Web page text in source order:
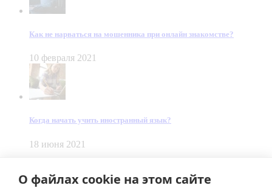
О файлах cookie на этом сайте
Как не нарваться на мошенника при онлайн знакомстве?
10 февраля 2021
Когда начать учить иностранный язык?
18 июня 2021
Made bySmart Team